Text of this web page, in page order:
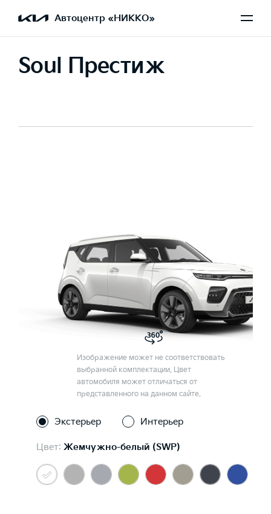
Автоцентр «НИККО»
Soul Престиж
Изображение может не соответствовать
выбранной комплектации. Цвет
автомобиля может отличаться от
представленного на данном сайте.
Экстерьер Интерьер
Цвет: Жемчужно-белый (SWP)